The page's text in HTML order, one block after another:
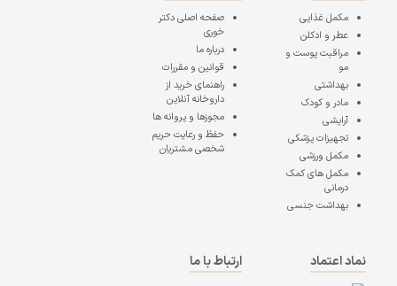
مکمل غذایی
عطر و ادکلن
مراقبت پوست و
مو
بهداشتی
مادر و کودک
آرایشی
تجهیزات پزشکی
مکمل ورزشی
مکمل های کمک
درمانی
بهداشت جنسی
صفحه اصلیدکتر
خوری
درباره ما
قوانین و مقررات
راهنمای خرید از
داروخانه آنلاین
مجوزها و پروانه ها
حفظ و رعایت حریم
شخصی مشتریان
نماد اعتماد
ارتباط با ما